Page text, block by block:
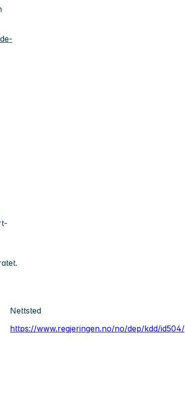
Nettsted
https://www.regjeringen.no/no/dep/kdd/id504/